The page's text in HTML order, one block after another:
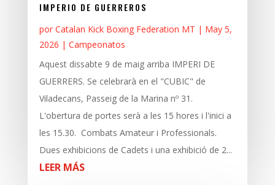
IMPERIO DE GUERREROS
por Catalan Kick Boxing Federation MT | May 5,
2026 | Campeonatos
Aquest dissabte 9 de maig arriba IMPERI DE
GUERRERS. Se celebrarà en el "CUBIC" de
Viladecans, Passeig de la Marina nº 31.
L'obertura de portes serà a les 15 hores i l'inici a
les 15.30. Combats Amateur i Professionals.
Dues exhibicions de Cadets i una exhibició de 2...
LEER MÁS